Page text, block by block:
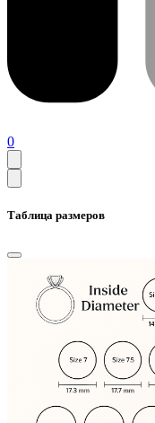
0
Таблица размеров